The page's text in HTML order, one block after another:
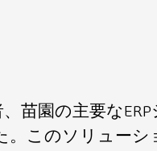
、苗園の主要な
このソリューシ